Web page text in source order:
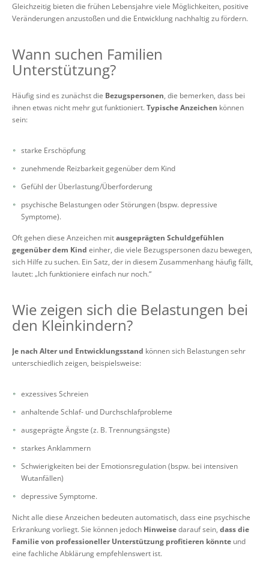
Gleichzeitig bieten die frühen Lebensjahre viele Möglichkeiten, positive
Veränderungen anzustoßen und die Entwicklung nachhaltig zu fördern.
Wann suchen Familien
Unterstützung?
Häufig sind es zunächst die Bezugspersonen, die bemerken, dass bei
ihnen etwas nicht mehr gut funktioniert.Typische Anzeichen können
sein:
starke Erschöpfung
zunehmende Reizbarkeit gegenüber dem Kind
Gefühl der Überlastung/Überforderung
psychische Belastungen oder Störungen (bspw. depressive
Symptome).
Oft gehen diese Anzeichen mitausgeprägten Schuldgefühlen
gegenüber dem Kind einher, die viele Bezugspersonen dazu bewegen,
sich Hilfe zu suchen. Ein Satz, der in diesem Zusammenhang häufig fällt,
lautet: „Ich funktioniere einfach nur noch.“
Wie zeigen sich die Belastungen bei
den Kleinkindern?
Je nach Alter und Entwicklungsstand können sich Belastungen sehr
unterschiedlich zeigen, beispielsweise:
exzessives Schreien
anhaltende Schlaf- und Durchschlafprobleme
ausgeprägte Ängste (z. B. Trennungsängste)
starkes Anklammern
Schwierigkeiten bei der Emotionsregulation (bspw. bei intensiven
Wutanfällen)
depressive Symptome.
Nicht alle diese Anzeichen bedeuten automatisch, dass eine psychische
Erkrankung vorliegt. Sie können jedoch Hinweisedarauf sein, dass die
Familie von professioneller Unterstützung profitieren könnte und
eine fachliche Abklärung empfehlenswert ist.